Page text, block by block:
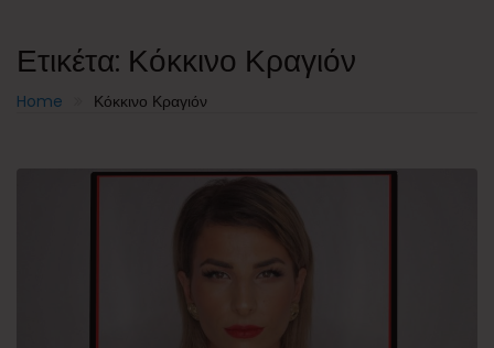
Ετικέτα: Κόκκινο Κραγιόν
Home Κόκκινο Κραγιόν